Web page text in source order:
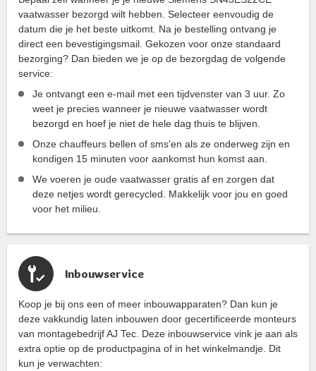
vaatwasser bezorgd wilt hebben. Selecteer eenvoudig de
datum die je het beste uitkomt. Na je bestelling ontvang je
direct een bevestigingsmail. Gekozen voor onze standaard
bezorging? Dan bieden we je op de bezorgdag de volgende
service:
Je ontvangt een e-mail met een tijdvenster van 3 uur. Zo
weet je precies wanneer je nieuwe vaatwasser wordt
bezorgd en hoef je niet de hele dag thuis te blijven.
Onze chauffeurs bellen of sms'en als ze onderweg zijn en
kondigen 15 minuten voor aankomst hun komst aan.
We voeren je oude vaatwasser gratis af en zorgen dat
deze netjes wordt gerecycled. Makkelijk voor jou en goed
voor het milieu.
Inbouwservice
Koop je bij ons een of meer inbouwapparaten? Dan kun je
deze vakkundig laten inbouwen door gecertificeerde monteurs
van montagebedrijf AJ Tec. Deze inbouwservice vink je aan als
extra optie op de productpagina of in het winkelmandje. Dit
kun je verwachten: